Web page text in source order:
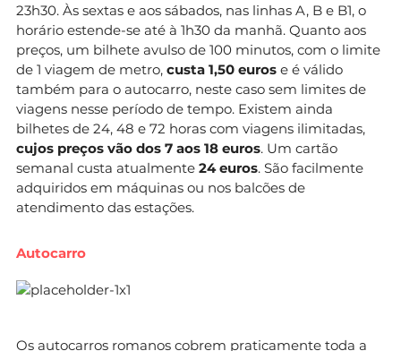
23h30. Às sextas e aos sábados, nas linhas A, B e B1, o
horário estende-se até à 1h30 da manhã. Quanto aos
preços, um bilhete avulso de 100 minutos, com o limite
de 1 viagem de metro, custa 1,50 euros e é válido
também para o autocarro, neste caso sem limites de
viagens nesse período de tempo. Existem ainda
bilhetes de 24, 48 e 72 horas com viagens ilimitadas,
cujos preços vão dos 7 aos 18 euros. Um cartão
semanal custa atualmente 24 euros. São facilmente
adquiridos em máquinas ou nos balcões de
atendimento das estações.
Autocarro
Os autocarros romanos cobrem praticamente toda a